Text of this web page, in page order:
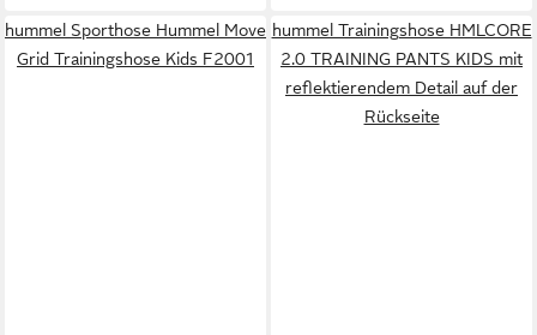
hummel Sporthose Hummel Move
Grid Trainingshose Kids F2001
hummel Trainingshose HMLCORE
2.0 TRAINING PANTS KIDS mit
reflektierendem Detail auf der
Rückseite